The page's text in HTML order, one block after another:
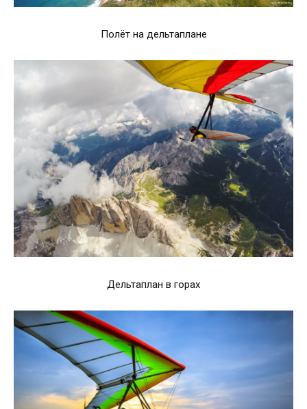
Полёт на дельтаплане
Дельтаплан в горах